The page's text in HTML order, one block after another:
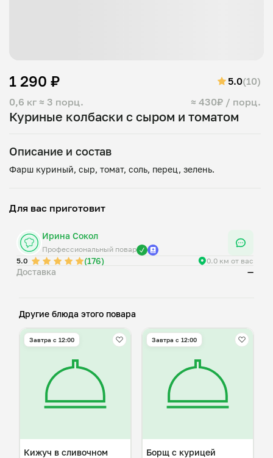
Куриные колбаски с сыром и томатом
0,6 кг ≈ 3 порц. ≈ 430₽ / порц.
1 290 ₽ 5.0(10)
Описание и состав
Для вас приготовит
Ирина Сокол
Профессиональный повар
5.0
(176) 0.0 км от вас
Доставка —
Другие блюда этого повара
Завтра c 12:00
Кижуч в сливочном
Завтра c 12:00
Борщ с курицей